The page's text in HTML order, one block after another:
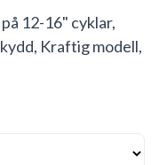
12-16" cyklar,
Kraftig modell,